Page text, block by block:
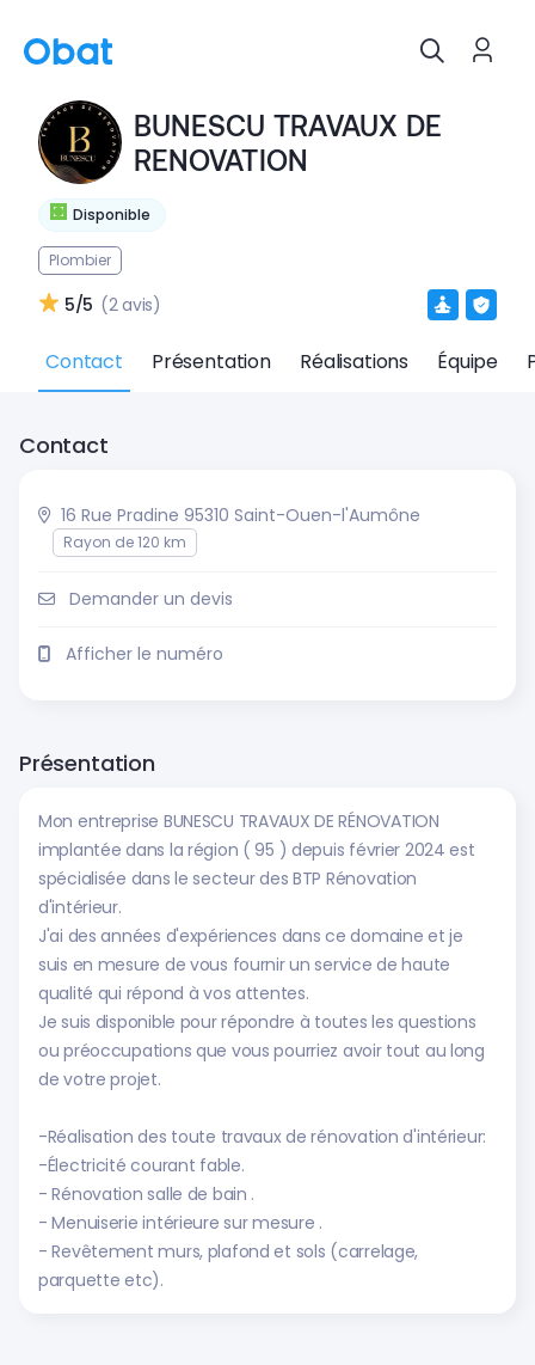
Disponible
BUNESCU TRAVAUX DE
RENOVATION
Plombier
5/5 (2 avis)
Contact Présentation Réalisations Équipe
Contact
16 Rue Pradine 95310 Saint-Ouen-l'Aumône
Rayon de 120 km
Demander un devis
Afficher le numéro
Présentation
Mon entreprise BUNESCU TRAVAUX DE RÉNOVATION
implantée dans la région ( 95 ) depuis février 2024 est
spécialisée dans le secteur des BTP Rénovation
d'intérieur.
J'ai des années d'expériences dans ce domaine et je
suis en mesure de vous fournir un service de haute
qualité qui répond à vos attentes.
Je suis disponible pour répondre à toutes les questions
ou préoccupations que vous pourriez avoir tout au long
de votre projet.
-Réalisation des toute travaux de rénovation d'intérieur:
-Électricité courant fable.
- Rénovation salle de bain .
- Menuiserie intérieure sur mesure .
- Revêtement murs, plafond et sols (carrelage,
parquette etc).